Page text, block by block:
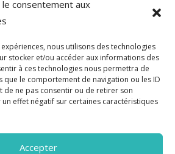
consentement aux
nous utilisons des technologies
stocker et/ou accéder aux informations des
à ces technologies nous permettra de
que le comportement de navigation ou les ID
de ne pas consentir ou de retirer son
effet négatif sur certaines caractéristiques
Accepter